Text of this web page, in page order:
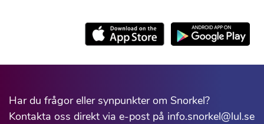
Har du frågor eller synpunkter om Snorkel?
Kontakta oss direkt via e-post på info.snorkel@lul.se